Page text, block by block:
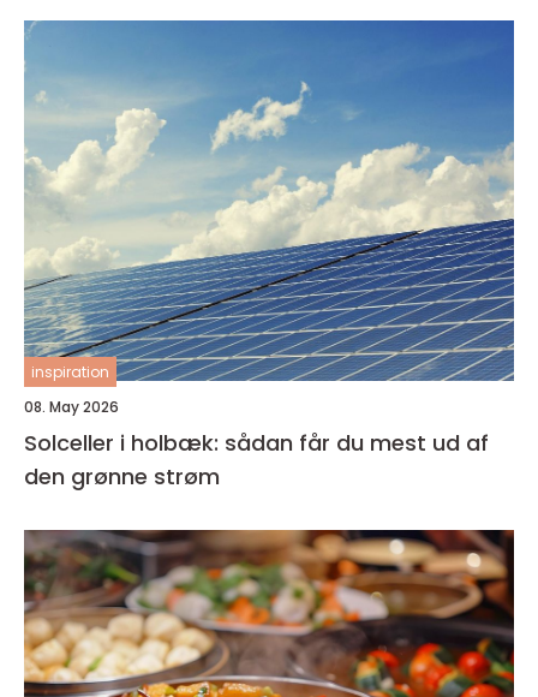
inspiration
08. May 2026
Solceller i holbæk: sådan får du mest ud af
den grønne strøm